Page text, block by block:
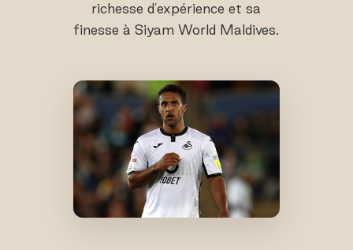
richesse d'expérience et sa
finesse à Siyam World Maldives.